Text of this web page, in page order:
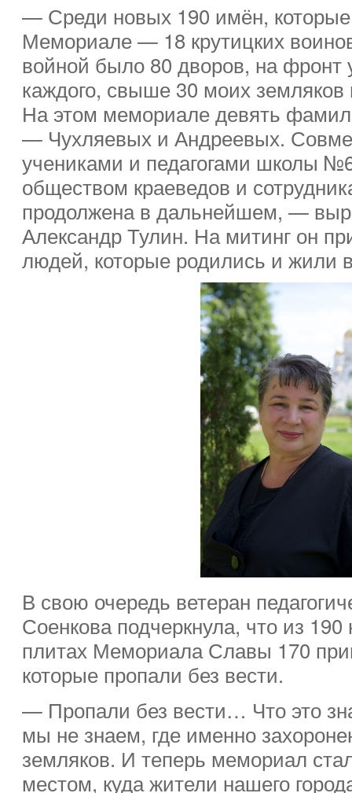
— Среди новых 190 имён, которые
Мемориале — 18 крутицких
войной было 80 дворов, на фронт
каждого, свыше 30 моих
На этом мемориале девять
— Чухляевых и Андреевых.
учениками и педагогами школы
обществом краеведов и
продолжена в дальнейшем, —
Александр Тулин. На митинг он
людей, которые родились и жили
В свою очередь ветеран
Соенкова подчеркнула, что из
плитах Мемориала Славы 170
которые пропали без вести.
— Пропали без вести… Что это
мы не знаем, где именно
земляков. И теперь мемориал
местом, куда жители нашего